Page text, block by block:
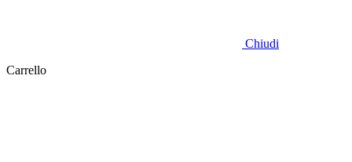
Chiudi
Carrello